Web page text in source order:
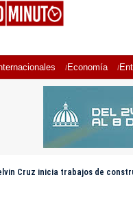
Economía
Cruz inicia trabajos de